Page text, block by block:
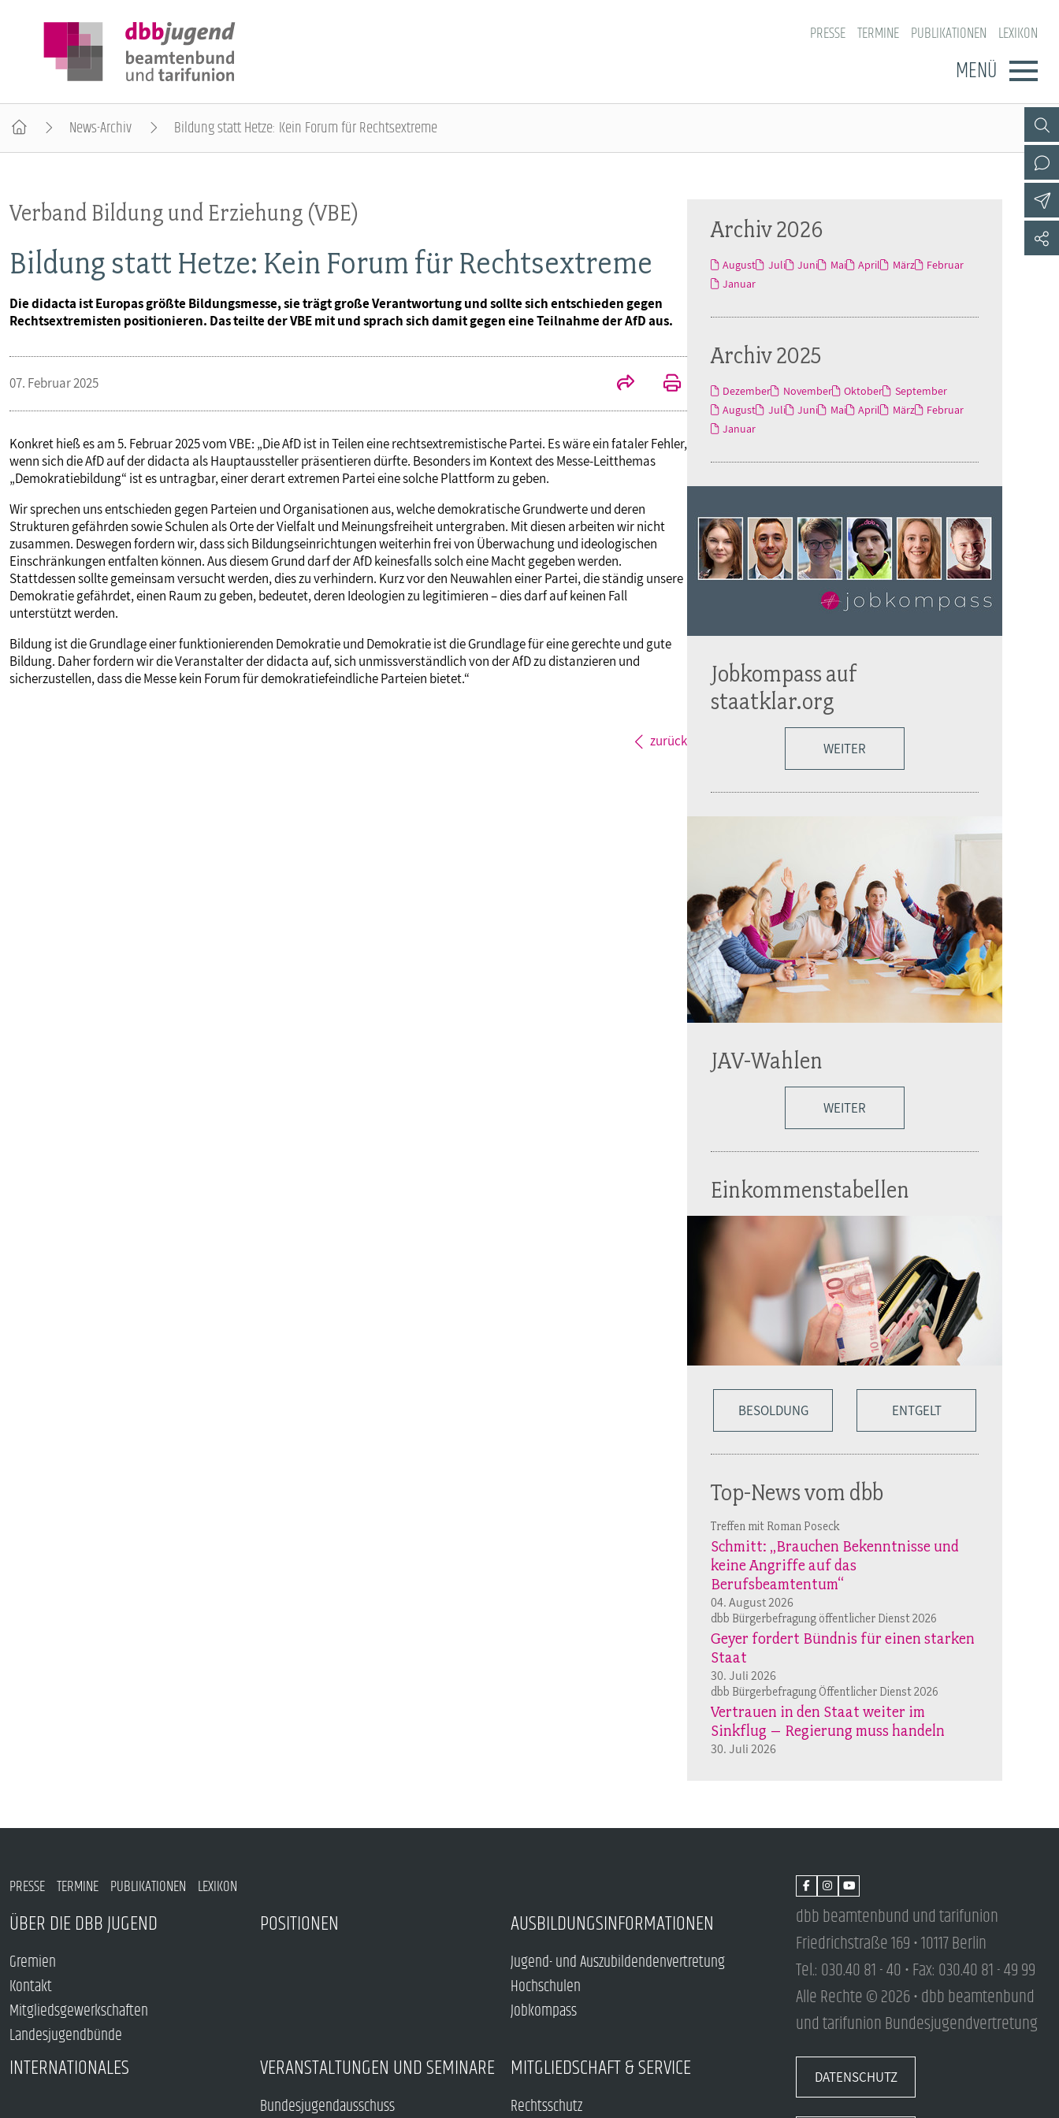
PRESSE TERMINE PUBLIKATIONEN LEXIKON
MENÜ
Kontakt
Mitgliedsgewerkschaften
POSITIONEN
AUSBILDUNGSINFORMATIONEN
Hochschulen
Jobkompass
INTERNATIONALES
VERANSTALTUNGEN UND SEMINARE
Bundesjugendausschuss
Bundesjugendtag
Ideencampus
Parlamentarisches Sommerfest
MITGLIEDSCHAFT & SERVICE
Vorsorgewerk
Vorteilswelt
Verlag
News-Archiv Bildung statt Hetze: Kein Forum für Rechtsextreme
Verband Bildung und Erziehung (VBE)
Bildung statt Hetze: Kein Forum für Rechtsextreme
Die didacta ist Europas größte Bildungsmesse, sie trägt große Verantwortung und sollte sich entschieden gegen
Rechtsextremisten positionieren. Das teilte der VBE mit und sprach sich damit gegen eine Teilnahme der AfD aus.
07. Februar 2025
Konkret hieß es am 5. Februar 2025 vom VBE: „Die AfD ist in Teilen eine rechtsextremistische Partei. Es wäre ein fataler Fehler,
wenn sich die AfD auf der didacta als Hauptaussteller präsentieren dürfte. Besonders im Kontext des Messe-Leitthemas
„Demokratiebildung“ ist es untragbar, einer derart extremen Partei eine solche Plattform zu geben.
Wir sprechen uns entschieden gegen Parteien und Organisationen aus, welche demokratische Grundwerte und deren
Strukturen gefährden sowie Schulen als Orte der Vielfalt und Meinungsfreiheit untergraben. Mit diesen arbeiten wir nicht
zusammen. Deswegen fordern wir, dass sich Bildungseinrichtungen weiterhin frei von Überwachung und ideologischen
Einschränkungen entfalten können. Aus diesem Grund darf der AfD keinesfalls solch eine Macht gegeben werden.
Stattdessen sollte gemeinsam versucht werden, dies zu verhindern. Kurz vor den Neuwahlen einer Partei, die ständig unsere
Demokratie gefährdet, einen Raum zu geben, bedeutet, deren Ideologien zu legitimieren – dies darf auf keinen Fall
unterstützt werden.
Bildung ist die Grundlage einer funktionierenden Demokratie und Demokratie ist die Grundlage für eine gerechte und gute
Bildung. Daher fordern wir die Veranstalter der didacta auf, sich unmissverständlich von der AfD zu distanzieren und
sicherzustellen, dass die Messe kein Forum für demokratiefeindliche Parteien bietet.“
zurück
Archiv 2026
August Juli Juni Mai April März
Februar
Januar
Archiv 2025
Dezember November Oktober
September
August
Juli Juni Mai April März
Februar
Januar
Jobkompass auf
staatklar.org
WEITER
JAV-Wahlen
WEITER
Einkommenstabellen
BESOLDUNG ENTGELT
Top-News vom dbb
Treffen mit Roman Poseck
Schmitt: „Brauchen Bekenntnisse und
keine Angriffe auf das
Berufsbeamtentum“
04. August 2026
dbb Bürgerbefragung öffentlicher Dienst 2026
Geyer fordert Bündnis für einen starken
Staat
30. Juli 2026
dbb Bürgerbefragung Öffentlicher Dienst 2026
Vertrauen in den Staat weiter im
Sinkflug – Regierung muss handeln
30. Juli 2026
PRESSE TERMINE PUBLIKATIONEN LEXIKON
ÜBER DIE DBB JUGEND
Gremien
Kontakt
Mitgliedsgewerkschaften
Landesjugendbünde
POSITIONEN AUSBILDUNGSINFORMATIONEN
Jugend- und Auszubildendenvertretung
Hochschulen
Jobkompass
INTERNATIONALES VERANSTALTUNGEN UND SEMINARE
Bundesjugendausschuss
MITGLIEDSCHAFT & SERVICE
Rechtsschutz
dbb beamtenbund und tarifunion
Friedrichstraße 169 • 10117 Berlin
Tel.: 030.40 81 - 40 • Fax: 030.40 81 - 49 99
Alle Rechte © 2026 • dbb beamtenbund
und tarifunion Bundesjugendvertretung
DATENSCHUTZ